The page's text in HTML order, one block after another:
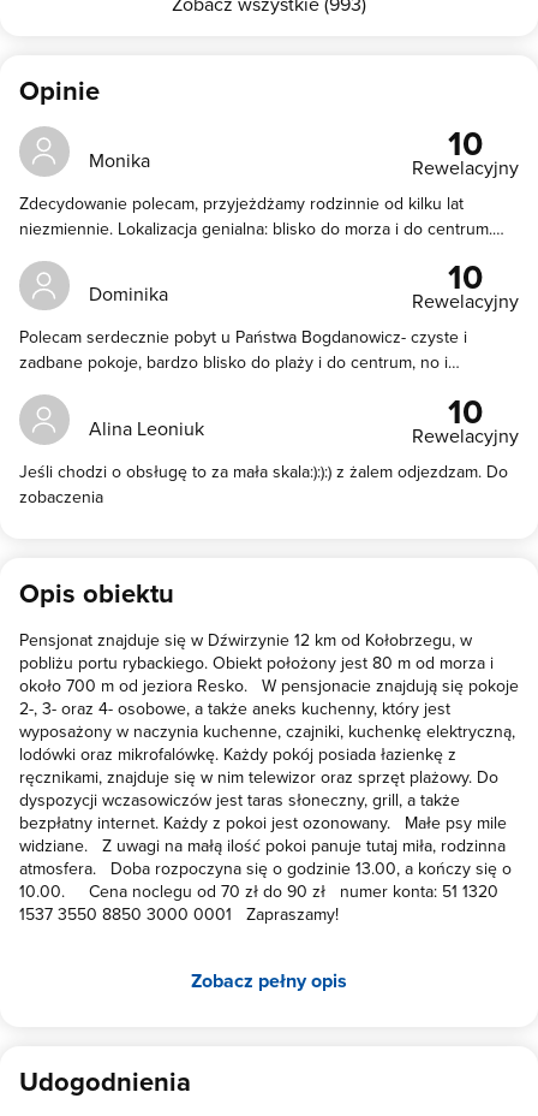
Opinie
Monika 10
Rewelacyjny
Zdecydowanie polecam, przyjeżdżamy rodzinnie od kilku lat
niezmiennie. Lokalizacja genialna: blisko do morza i do centrum.
Dominika 10
Rewelacyjny
Polecam serdecznie pobyt u Państwa Bogdanowicz- czyste i
zadbane pokoje, bardzo blisko do plaży i do centrum, no i
tym miejscu.
Alina Leoniuk 10
Rewelacyjny
Jeśli chodzi o obsługę to za mała skala:):):) z żalem odjezdzam. Do
zobaczenia
Opis obiektu
Pensjonat znajduje się w Dźwirzynie 12 km od Kołobrzegu, w
pobliżu portu rybackiego. Obiekt położony jest 80 m od morza i
około 700 m od jeziora Resko. W pensjonacie znajdują się pokoje
2-, 3- oraz 4- osobowe, a także aneks kuchenny, który jest
wyposażony w naczynia kuchenne, czajniki, kuchenkę elektryczną,
lodówki oraz mikrofalówkę. Każdy pokój posiada łazienkę z
ręcznikami, znajduje się w nim telewizor oraz sprzęt plażowy. Do
dyspozycji wczasowiczów jest taras słoneczny, grill, a także
bezpłatny internet. Każdy z pokoi jest ozonowany. Małe psy mile
widziane. Z uwagi na małą ilość pokoi panuje tutaj miła, rodzinna
atmosfera. Doba rozpoczyna się o godzinie 13.00, a kończy się o
10.00. Cena noclegu od 70 zł do 90 zł numer konta: 51 1320
1537 3550 8850 3000 0001 Zapraszamy!
Zobacz pełny opis
Udogodnienia